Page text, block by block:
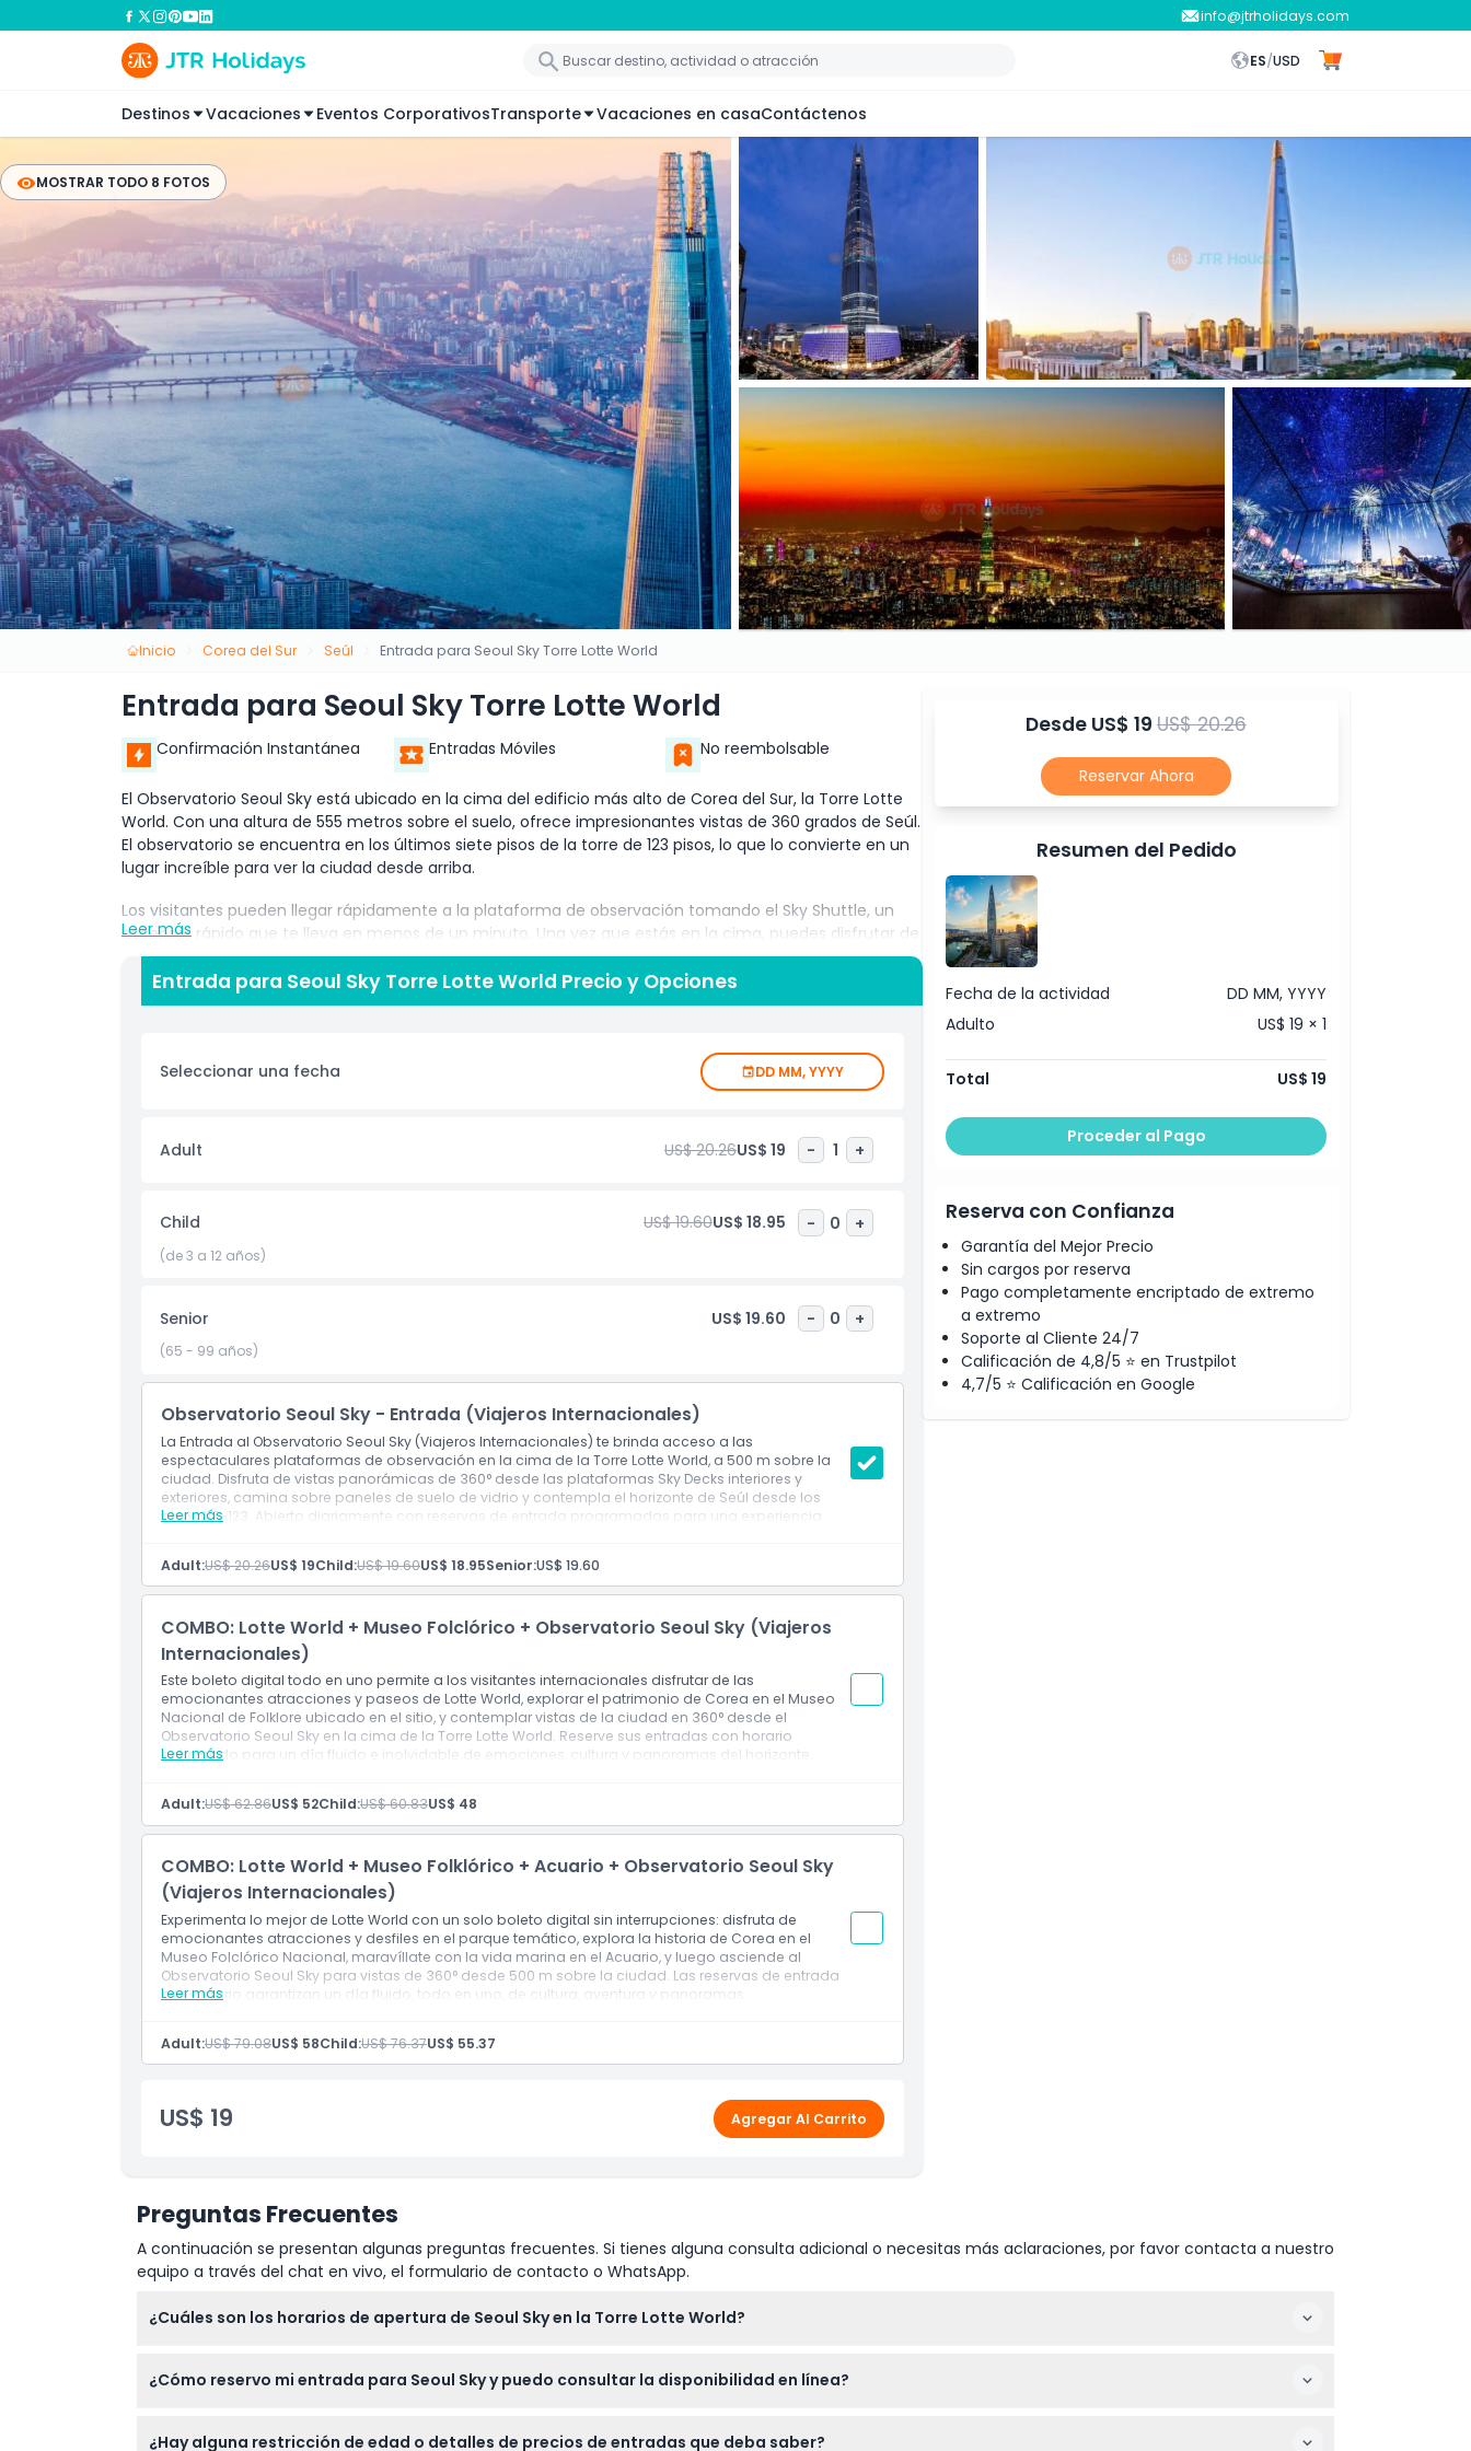
info@jtrholidays.com
ES/USD
Destinos Vacaciones Eventos CorporativosTransporte Vacaciones en casaContáctenos
MOSTRAR TODO 8 FOTOS
Inicio Corea del Sur Seúl Entrada para Seoul Sky Torre Lotte World
Entrada para Seoul Sky Torre Lotte World
Confirmación Instantánea Entradas Móviles No reembolsable
El Observatorio Seoul Sky está ubicado en la cima del edificio más alto de Corea del Sur, la Torre Lotte
World. Con una altura de 555 metros sobre el suelo, ofrece impresionantes vistas de 360 grados de Seúl.
El observatorio se encuentra en los últimos siete pisos de la torre de 123 pisos, lo que lo convierte en un
lugar increíble para ver la ciudad desde arriba.
Los visitantes pueden llegar rápidamente a la plataforma de observación tomando el Sky Shuttle, un
ascensor rápido que te lleva en menos de un minuto. Una vez que estás en la cima, puedes disfrutar de
vistas increíbles de la capital y sus alrededores. También hay una cafetería donde puedes relajarte y
disfrutar de una bebida mientras contemplas las vistas.
souvenirs para llevarte un recuerdo especial de tu visita. Seoul Sky es una visita obligada para quienes
buscan experimentar la belleza de Seúl desde una perspectiva totalmente nueva.
Aspectos Destacados
Inclusiones
Exclusiones
Horario de Apertura
Cosas a Saber
Cómo Llegar
Cómo Canjear
Política de Cancelación
Leer más
Entrada para Seoul Sky Torre Lotte World Precio y Opciones
Seleccionar una fecha DD MM, YYYY
Adult US$ 20.26US$ 19 - 1 +
Child US$ 19.60US$ 18.95 - 0 +
(de 3 a 12 años)
Senior US$ 19.60 - 0 +
(65 - 99 años)
Observatorio Seoul Sky - Entrada (Viajeros Internacionales)
La Entrada al Observatorio Seoul Sky (Viajeros Internacionales) te brinda acceso a las
espectaculares plataformas de observación en la cima de la Torre Lotte World, a 500 m sobre la
ciudad. Disfruta de vistas panorámicas de 360° desde las plataformas Sky Decks interiores y
exteriores, camina sobre paneles de suelo de vidrio y contempla el horizonte de Seúl desde los
pisos 117–123. Abierto diariamente con reservas de entrada programadas para una experiencia
Leer más
Adult:US$ 20.26US$ 19Child:US$ 19.60US$ 18.95Senior:US$ 19.60
COMBO: Lotte World + Museo Folclórico + Observatorio Seoul Sky (Viajeros
Internacionales)
Este boleto digital todo en uno permite a los visitantes internacionales disfrutar de las
emocionantes atracciones y paseos de Lotte World, explorar el patrimonio de Corea en el Museo
Nacional de Folklore ubicado en el sitio, y contemplar vistas de la ciudad en 360° desde el
Observatorio Seoul Sky en la cima de la Torre Lotte World. Reserve sus entradas con horario
anticipado para un día fluido e inolvidable de emociones, cultura y panoramas del horizonte.
Leer más
Adult:US$ 62.86US$ 52Child:US$ 60.83US$ 48
COMBO: Lotte World + Museo Folklórico + Acuario + Observatorio Seoul Sky
(Viajeros Internacionales)
Experimenta lo mejor de Lotte World con un solo boleto digital sin interrupciones: disfruta de
emocionantes atracciones y desfiles en el parque temático, explora la historia de Corea en el
Museo Folclórico Nacional, maravíllate con la vida marina en el Acuario, y luego asciende al
Observatorio Seoul Sky para vistas de 360° desde 500 m sobre la ciudad. Las reservas de entrada
con horario garantizan un día fluido, todo en uno, de cultura, aventura y panoramas
Leer más
Adult:US$ 79.08US$ 58Child:US$ 76.37US$ 55.37
US$ 19 Agregar Al Carrito
Desde US$ 19US$ 20.26
Reservar Ahora
Resumen del Pedido
Fecha de la actividad
DD MM, YYYY
Adulto
US$ 19 × 1
Total US$ 19
Proceder al Pago
Reserva con Confianza
Garantía del Mejor Precio
Sin cargos por reserva
Pago completamente encriptado de extremo
a extremo
Soporte al Cliente 24/7
Calificación de 4,8/5 ⭐ en Trustpilot
4,7/5 ⭐ Calificación en Google
Preguntas Frecuentes
A continuación se presentan algunas preguntas frecuentes. Si tienes alguna consulta adicional o necesitas más aclaraciones, por favor contacta a nuestro
equipo a través del chat en vivo, el formulario de contacto o WhatsApp.
¿Cuáles son los horarios de apertura de Seoul Sky en la Torre Lotte World?
hora antes del cierre. (sujeto a cambios — por favor confirme al momento de la reserva)
¿Cómo reservo mi entrada para Seoul Sky y puedo consultar la disponibilidad en línea?
proceso de reserva.
¿Hay alguna restricción de edad o detalles de precios de entradas que deba saber?